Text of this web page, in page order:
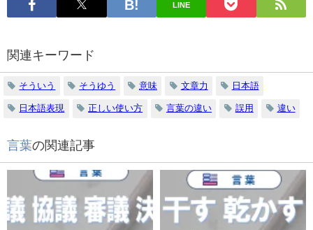
LINE
関連キーワード
そういう そうゆう 意味 文章力 日本語
日本語表現 正しい使い方 言葉の違い 誤用 違い
言葉の関連記事